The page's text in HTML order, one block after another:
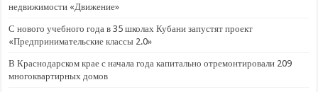
недвижимости «Движение»
С нового учебного года в 35 школах Кубани запустят проект
«Предпринимательские классы 2.0»
В Краснодарском крае с начала года капитально отремонтировали 209
многоквартирных домов